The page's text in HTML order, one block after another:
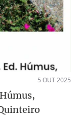
5 OUT 2025